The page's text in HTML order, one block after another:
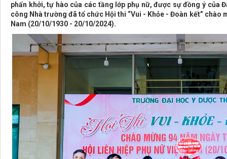
phấn khởi, tự hào của các tầng lớp phụ nữ, được sự đồng ý của
công Nhà trường đã tổ chức Hội thi “Vui - Khỏe - Đoàn kết” chào
Nam (20/10/1930 - 20/10/2024).